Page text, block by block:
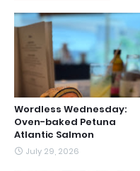
Wordless Wednesday:
Oven-baked Petuna
Atlantic Salmon
July 29, 2026